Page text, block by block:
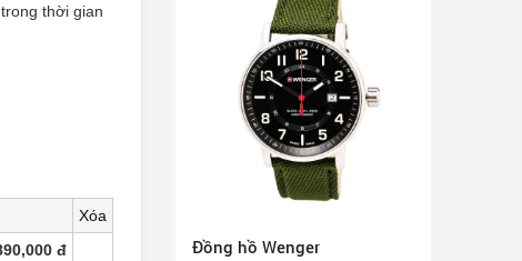
thời gian
Xóa
đ
Đồng hồ Wenger